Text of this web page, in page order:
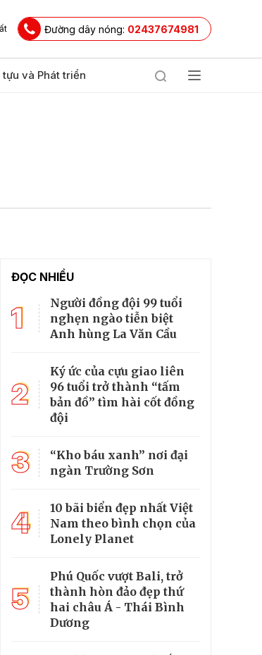
Đường dây nóng: 02437674981
tựu và Phát triển
ĐỌC NHIỀU
1
Người đồng đội 99 tuổi
nghẹn ngào tiễn biệt
Anh hùng La Văn Cầu
2
Ký ức của cựu giao liên
96 tuổi trở thành “tấm
bản đồ” tìm hài cốt đồng
đội
3
“Kho báu xanh” nơi đại
ngàn Trường Sơn
4
10 bãi biển đẹp nhất Việt
Nam theo bình chọn của
Lonely Planet
5
Phú Quốc vượt Bali, trở
thành hòn đảo đẹp thứ
hai châu Á - Thái Bình
Dương